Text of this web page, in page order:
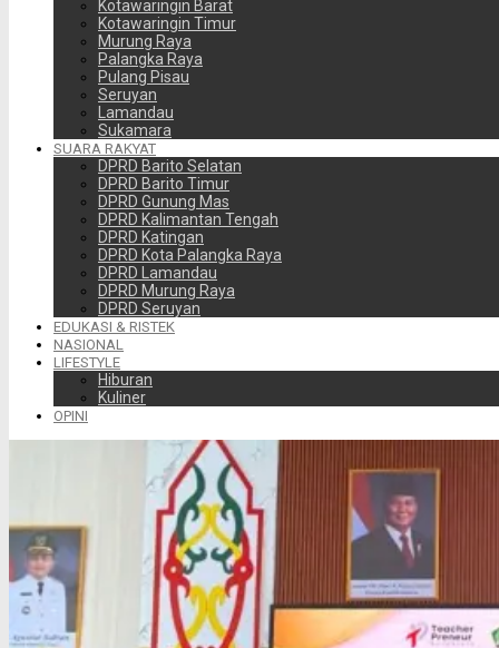
Kotawaringin Barat
Kotawaringin Timur
Murung Raya
Palangka Raya
Pulang Pisau
Seruyan
Lamandau
Sukamara
SUARA RAKYAT
DPRD Barito Selatan
DPRD Barito Timur
DPRD Gunung Mas
DPRD Kalimantan Tengah
DPRD Katingan
DPRD Kota Palangka Raya
DPRD Lamandau
DPRD Murung Raya
DPRD Seruyan
EDUKASI & RISTEK
NASIONAL
LIFESTYLE
Hiburan
Kuliner
OPINI